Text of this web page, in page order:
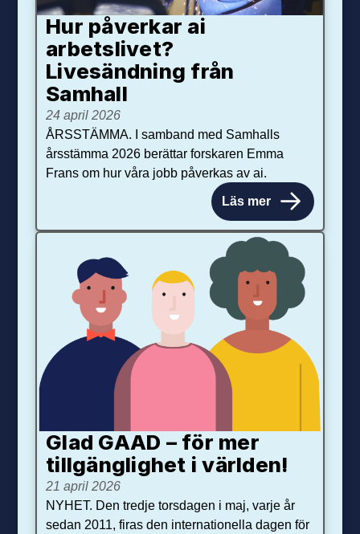
Hur påverkar ai
arbetslivet?
Livesändning från
Samhall
24 april 2026
ÅRSSTÄMMA. I samband med Samhalls
årsstämma 2026 berättar forskaren Emma
Frans om hur våra jobb påverkas av ai.
Läs mer
Glad GAAD – för mer
tillgänglighet i världen!
21 april 2026
NYHET. Den tredje torsdagen i maj, varje år
sedan 2011, firas den internationella dagen för